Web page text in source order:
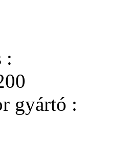
:
gyártó :